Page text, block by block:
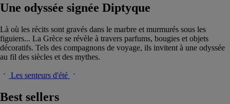
Une odyssée signée Diptyque
Là où les récits sont gravés dans le marbre et murmurés sous les
figuiers... La Grèce se révèle à travers parfums, bougies et objets
décoratifs. Tels des compagnons de voyage, ils invitent à une odyssée
au fil des siècles et des mythes.
Les senteurs d'été
Best sellers